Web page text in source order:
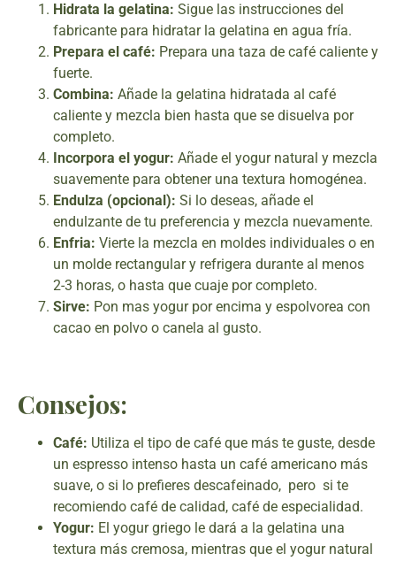
Hidrata la gelatina: Sigue las instrucciones del
fabricante para hidratar la gelatina en agua fría.
Prepara el café: Prepara una taza de café caliente y
fuerte.
Combina: Añade la gelatina hidratada al café
caliente y mezcla bien hasta que se disuelva por
completo.
Incorpora el yogur: Añade el yogur natural y mezcla
suavemente para obtener una textura homogénea.
Endulza (opcional): Si lo deseas, añade el
endulzante de tu preferencia y mezcla nuevamente.
Enfria: Vierte la mezcla en moldes individuales o en
un molde rectangular y refrigera durante al menos
2-3 horas, o hasta que cuaje por completo.
Sirve: Pon mas yogur por encima y espolvorea con
cacao en polvo o canela al gusto.
Consejos:
Café: Utiliza el tipo de café que más te guste, desde
un espresso intenso hasta un café americano más
suave, o si lo prefieres descafeinado, pero si te
recomiendo café de calidad, café de especialidad.
Yogur: El yogur griego le dará a la gelatina una
textura más cremosa, mientras que el yogur natural